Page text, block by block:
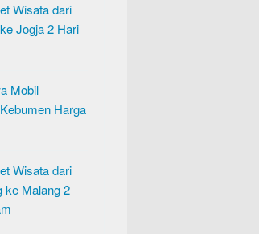
Wisata dari
Jogja 2 Hari
Mobil
Harga
Wisata dari
ke Malang 2